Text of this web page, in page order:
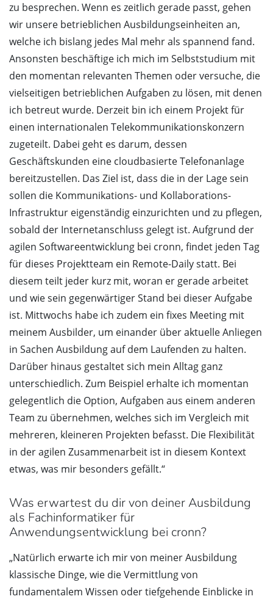
zu besprechen. Wenn es zeitlich gerade passt, gehen
wir unsere betrieblichen Ausbildungseinheiten an,
welche ich bislang jedes Mal mehr als spannend fand.
Ansonsten beschäftige ich mich im Selbststudium mit
den momentan relevanten Themen oder versuche, die
vielseitigen betrieblichen Aufgaben zu lösen, mit denen
ich betreut wurde. Derzeit bin ich einem Projekt für
einen internationalen Telekommunikationskonzern
zugeteilt. Dabei geht es darum, dessen
Geschäftskunden eine cloudbasierte Telefonanlage
bereitzustellen. Das Ziel ist, dass die in der Lage sein
sollen die Kommunikations- und Kollaborations-
Infrastruktur eigenständig einzurichten und zu pflegen,
sobald der Internetanschluss gelegt ist. Aufgrund der
agilen Softwareentwicklung bei cronn, findet jeden Tag
für dieses Projektteam ein Remote-Daily statt. Bei
diesem teilt jeder kurz mit, woran er gerade arbeitet
und wie sein gegenwärtiger Stand bei dieser Aufgabe
ist. Mittwochs habe ich zudem ein fixes Meeting mit
meinem Ausbilder, um einander über aktuelle Anliegen
in Sachen Ausbildung auf dem Laufenden zu halten.
Darüber hinaus gestaltet sich mein Alltag ganz
unterschiedlich. Zum Beispiel erhalte ich momentan
gelegentlich die Option, Aufgaben aus einem anderen
Team zu übernehmen, welches sich im Vergleich mit
mehreren, kleineren Projekten befasst. Die Flexibilität
in der agilen Zusammenarbeit ist in diesem Kontext
etwas, was mir besonders gefällt.“
Was erwartest du dir von deiner Ausbildung
als Fachinformatiker für
Anwendungsentwicklung bei cronn?
„Natürlich erwarte ich mir von meiner Ausbildung
klassische Dinge, wie die Vermittlung von
fundamentalem Wissen oder tiefgehende Einblicke in